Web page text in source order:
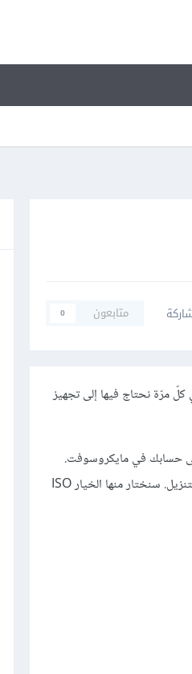
متابعون 0
مرّة نحتاج فيها إلى تجهيز
الدخول إلى حسابك في مايكروسوفت.
هذا الحساب هو نفسه حساب بريدك الإلكتروني عند مايكروسوفت. بعد تسجيل الدخول ستلاحظ أنّ الموقع يوفّر لك خيارات متعدّدة للتنزيل. سنختار منها الخيار ISO